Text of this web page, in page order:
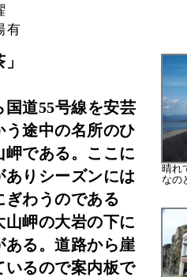
有
道55号線を安芸
う途中の名所のひ
岬である。ここに
ありシーズンには
ぎわうのである
山岬の大岩の下に
ある。道路から崖
いるので案内板で
晴れ
なの